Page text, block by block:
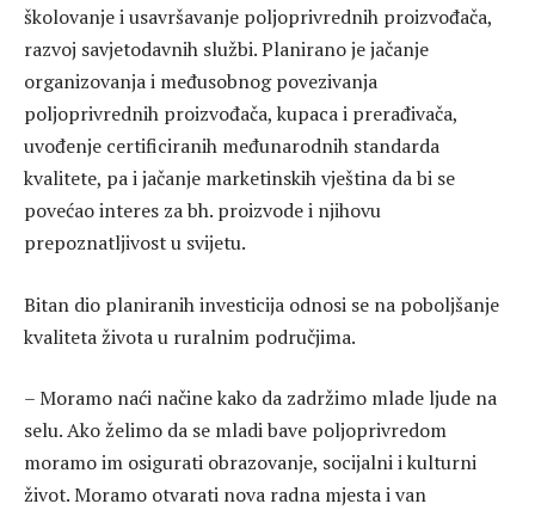
školovanje i usavršavanje poljoprivrednih proizvođača,
razvoj savjetodavnih službi. Planirano je jačanje
organizovanja i međusobnog povezivanja
poljoprivrednih proizvođača, kupaca i prerađivača,
uvođenje certificiranih međunarodnih standarda
kvalitete, pa i jačanje marketinskih vještina da bi se
povećao interes za bh. proizvode i njihovu
prepoznatljivost u svijetu.
Bitan dio planiranih investicija odnosi se na poboljšanje
kvaliteta života u ruralnim područjima.
– Moramo naći načine kako da zadržimo mlade ljude na
selu. Ako želimo da se mladi bave poljoprivredom
moramo im osigurati obrazovanje, socijalni i kulturni
život. Moramo otvarati nova radna mjesta i van